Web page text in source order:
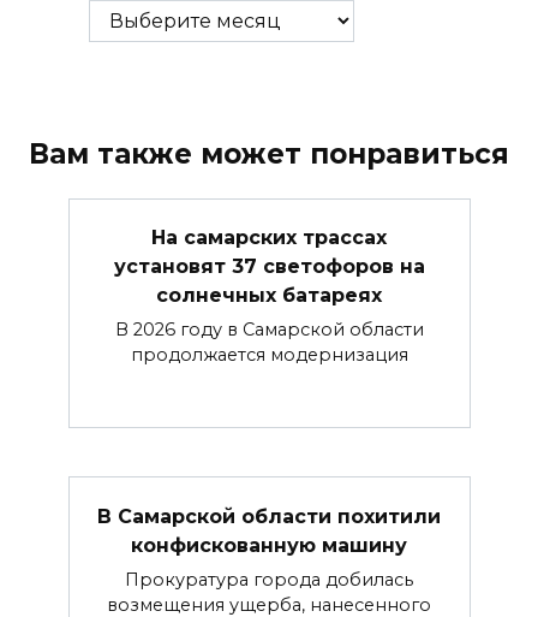
Вам также может понравиться
На самарских трассах
установят 37 светофоров на
солнечных батареях
В 2026 году в Самарской области
продолжается модернизация
В Самарской области похитили
конфискованную машину
Прокуратура города добилась
возмещения ущерба, нанесенного